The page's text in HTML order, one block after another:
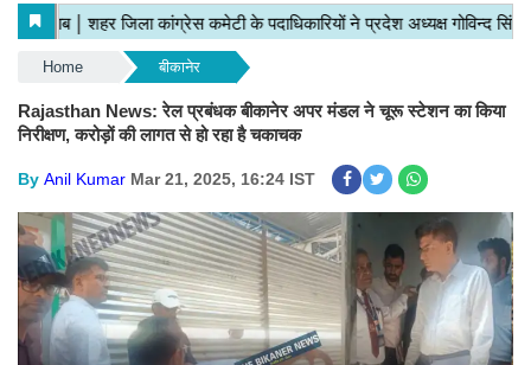
Home बीकानेर
Rajasthan News: रेल प्रबंधक बीकानेर अपर मंडल ने चूरू स्टेशन का किया
निरीक्षण, करोड़ों की लागत से हो रहा है चकाचक
By Anil Kumar Mar 21, 2025, 16:24 IST